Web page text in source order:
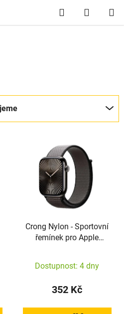
Hledat
Crong Nylon - Sportovní
řemínek pro Apple
Dostupnost: 4 dny
352 Kč